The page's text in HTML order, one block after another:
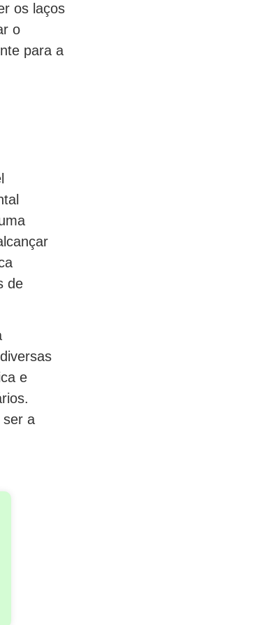
os laços
o
para a
de
e
ser a